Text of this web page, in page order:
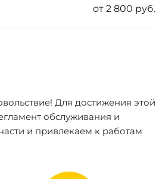
от 2 800 руб.
Для достижения этой
обслуживания и
и привлекаем к работам